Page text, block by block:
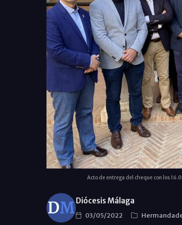
Acto de entrega del cheque con los
Diócesis Málaga
03/05/2022